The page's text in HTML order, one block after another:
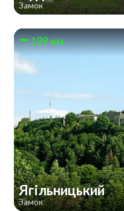
Замок
199 км
Ягільницький
Замок